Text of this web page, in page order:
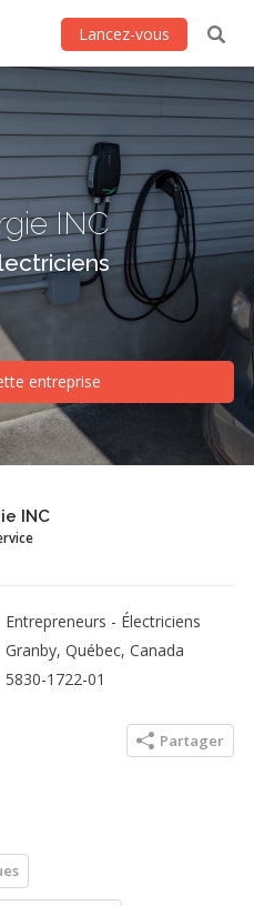
Lancez-vous
INC
INC
entreprise
INC
Entrepreneurs - Électriciens
Granby, Québec, Canada
5830-1722-01
Partager